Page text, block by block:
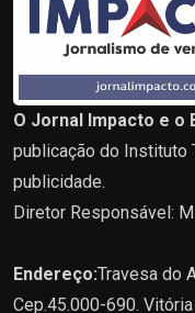
O Jornal Impacto e o
publicação do Instituto
publicidade.
Diretor Responsável:
Endereço:Travesa do
Cep.45.000-690.